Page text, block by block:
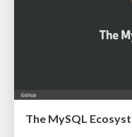
The MySQL